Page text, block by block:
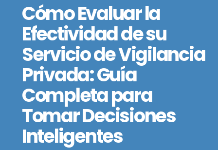
Cómo Evaluar la
Efectividad de su
Servicio de Vigilancia
Privada: Guía
Completa para
Tomar Decisiones
Inteligentes